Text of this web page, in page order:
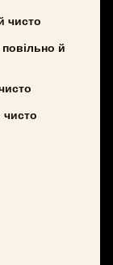
чисто
повільно й
чисто